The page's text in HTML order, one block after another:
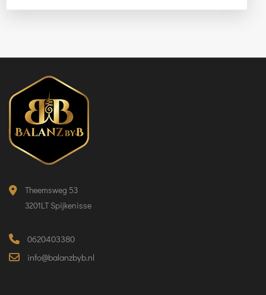
Theemsweg 53
3201LT Spijkenisse
0620403380
info@balanzbyb.nl